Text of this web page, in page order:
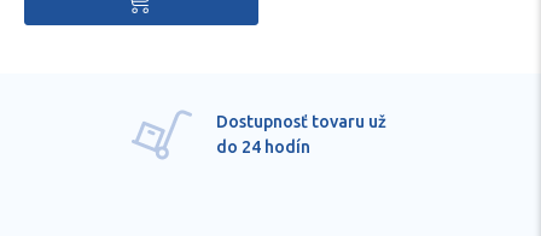
Dostupnosť tovaru už
do 24 hodín